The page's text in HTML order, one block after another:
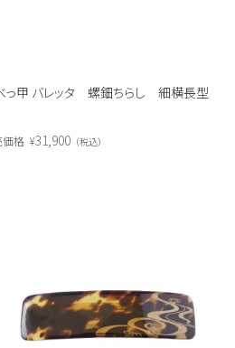
っ甲 バレッタ 螺鈿ちらし 細横長型
価格 ¥31,900 税込